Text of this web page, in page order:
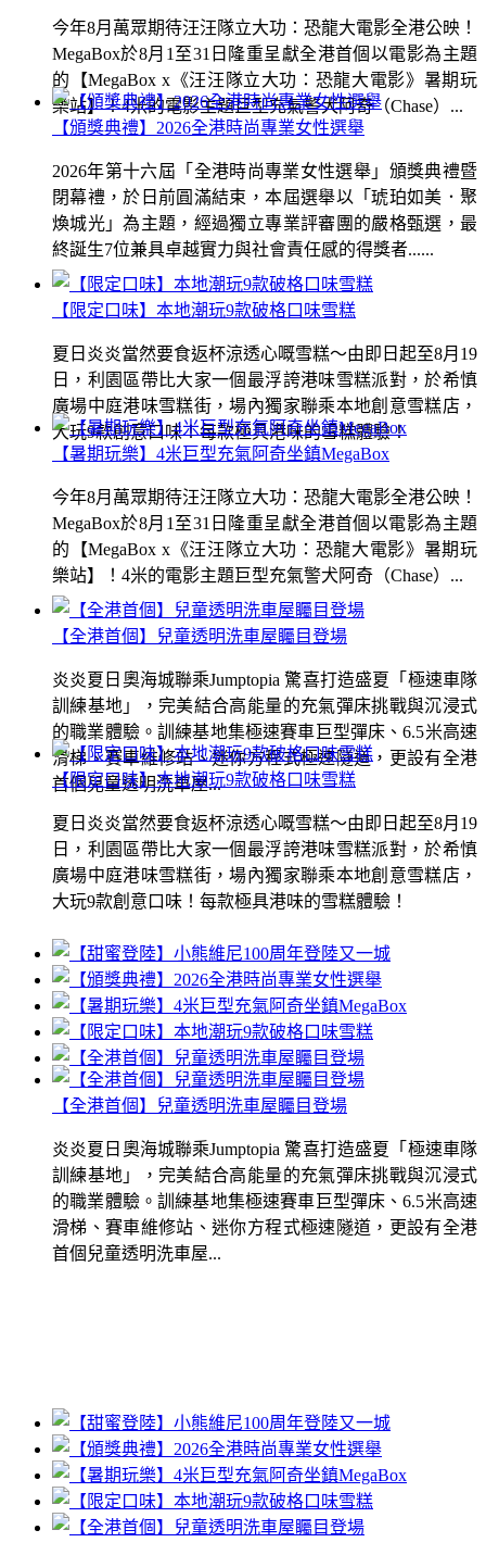
今年8月萬眾期待汪汪隊立大功：恐龍大電影全港公映！
MegaBox於8月1至31日隆重呈獻全港首個以電影為主題
的【MegaBox x《汪汪隊立大功：恐龍大電影》暑期玩
樂站】！4米的電影主題巨型充氣警犬阿奇（Chase）...
【限定口味】本地潮玩9款破格口味雪糕
夏日炎炎當然要食返杯涼透心嘅雪糕～由即日起至8月19
日，利園區帶比大家一個最浮誇港味雪糕派對，於希慎
廣場中庭港味雪糕街，場內獨家聯乘本地創意雪糕店，
大玩9款創意口味！每款極具港味的雪糕體驗！
【全港首個】兒童透明洗車屋矚目登場
炎炎夏日奧海城聯乘Jumptopia 驚喜打造盛夏「極速車隊
訓練基地」，完美結合高能量的充氣彈床挑戰與沉浸式
的職業體驗。訓練基地集極速賽車巨型彈床、6.5米高速
滑梯、賽車維修站、迷你方程式極速隧道，更設有全港
首個兒童透明洗車屋...
【頒獎典禮】2026全港時尚專業女性選舉
2026年第十六屆「全港時尚專業女性選舉」頒獎典禮暨
閉幕禮，於日前圓滿結束，本屆選舉以「琥珀如美．聚
煥城光」為主題，經過獨立專業評審團的嚴格甄選，最
終誕生7位兼具卓越實力與社會責任感的得獎者......
【暑期玩樂】4米巨型充氣阿奇坐鎮MegaBox
今年8月萬眾期待汪汪隊立大功：恐龍大電影全港公映！
MegaBox於8月1至31日隆重呈獻全港首個以電影為主題
的【MegaBox x《汪汪隊立大功：恐龍大電影》暑期玩
樂站】！4米的電影主題巨型充氣警犬阿奇（Chase）...
【限定口味】本地潮玩9款破格口味雪糕
夏日炎炎當然要食返杯涼透心嘅雪糕～由即日起至8月19
日，利園區帶比大家一個最浮誇港味雪糕派對，於希慎
廣場中庭港味雪糕街，場內獨家聯乘本地創意雪糕店，
大玩9款創意口味！每款極具港味的雪糕體驗！
【全港首個】兒童透明洗車屋矚目登場
炎炎夏日奧海城聯乘Jumptopia 驚喜打造盛夏「極速車隊
訓練基地」，完美結合高能量的充氣彈床挑戰與沉浸式
的職業體驗。訓練基地集極速賽車巨型彈床、6.5米高速
滑梯、賽車維修站、迷你方程式極速隧道，更設有全港
首個兒童透明洗車屋...